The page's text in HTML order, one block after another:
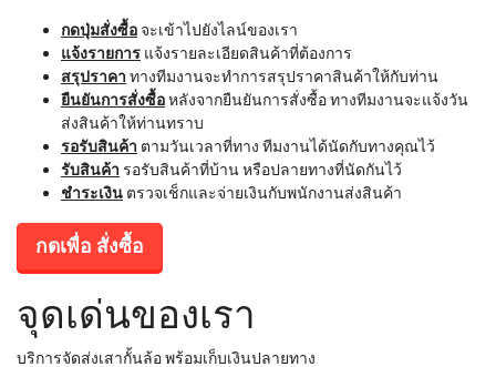
กดปุ่มสั่งซื้อ จะเข้าไปยังไลน์ของเรา
แจ้งรายการ แจ้งรายละเอียดสินค้าที่ต้องการ
สรุปราคา ทางทีมงานจะทำการสรุปราคาสินค้าให้กับท่าน
ยืนยันการสั่งซื้อหลังจากยืนยันการสั่งซื้อ ทางทีมงานจะแจ้งวัน
ส่งสินค้าให้ท่านทราบ
รอรับสินค้า ตามวันเวลาที่ทาง ทีมงานได้นัดกับทางคุณไว้
รับสินค้า รอรับสินค้าที่บ้าน หรือปลายทางที่นัดกันไว้
ชำระเงิน ตรวจเช็กและจ่ายเงินกับพนักงานส่งสินค้า
กดเพื่อ สั่งซื้อ
จุดเด่นของเรา
บริการจัดส่งเสากั้นล้อ พร้อมเก็บเงินปลายทาง